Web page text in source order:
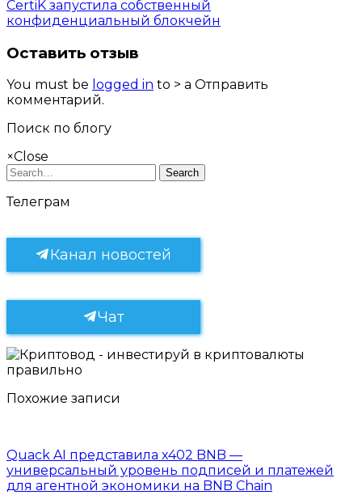
CertiK запустила собственный
конфиденциальный блокчейн
Оставить отзыв
You must be logged in to > a Отправить
комментарий.
Поиск по блогу
×Close
Search
Телеграм
Канал новостей
Чат
Похожие записи
Quack AI представила x402 BNB —
универсальный уровень подписей и платежей
для агентной экономики на BNB Chain